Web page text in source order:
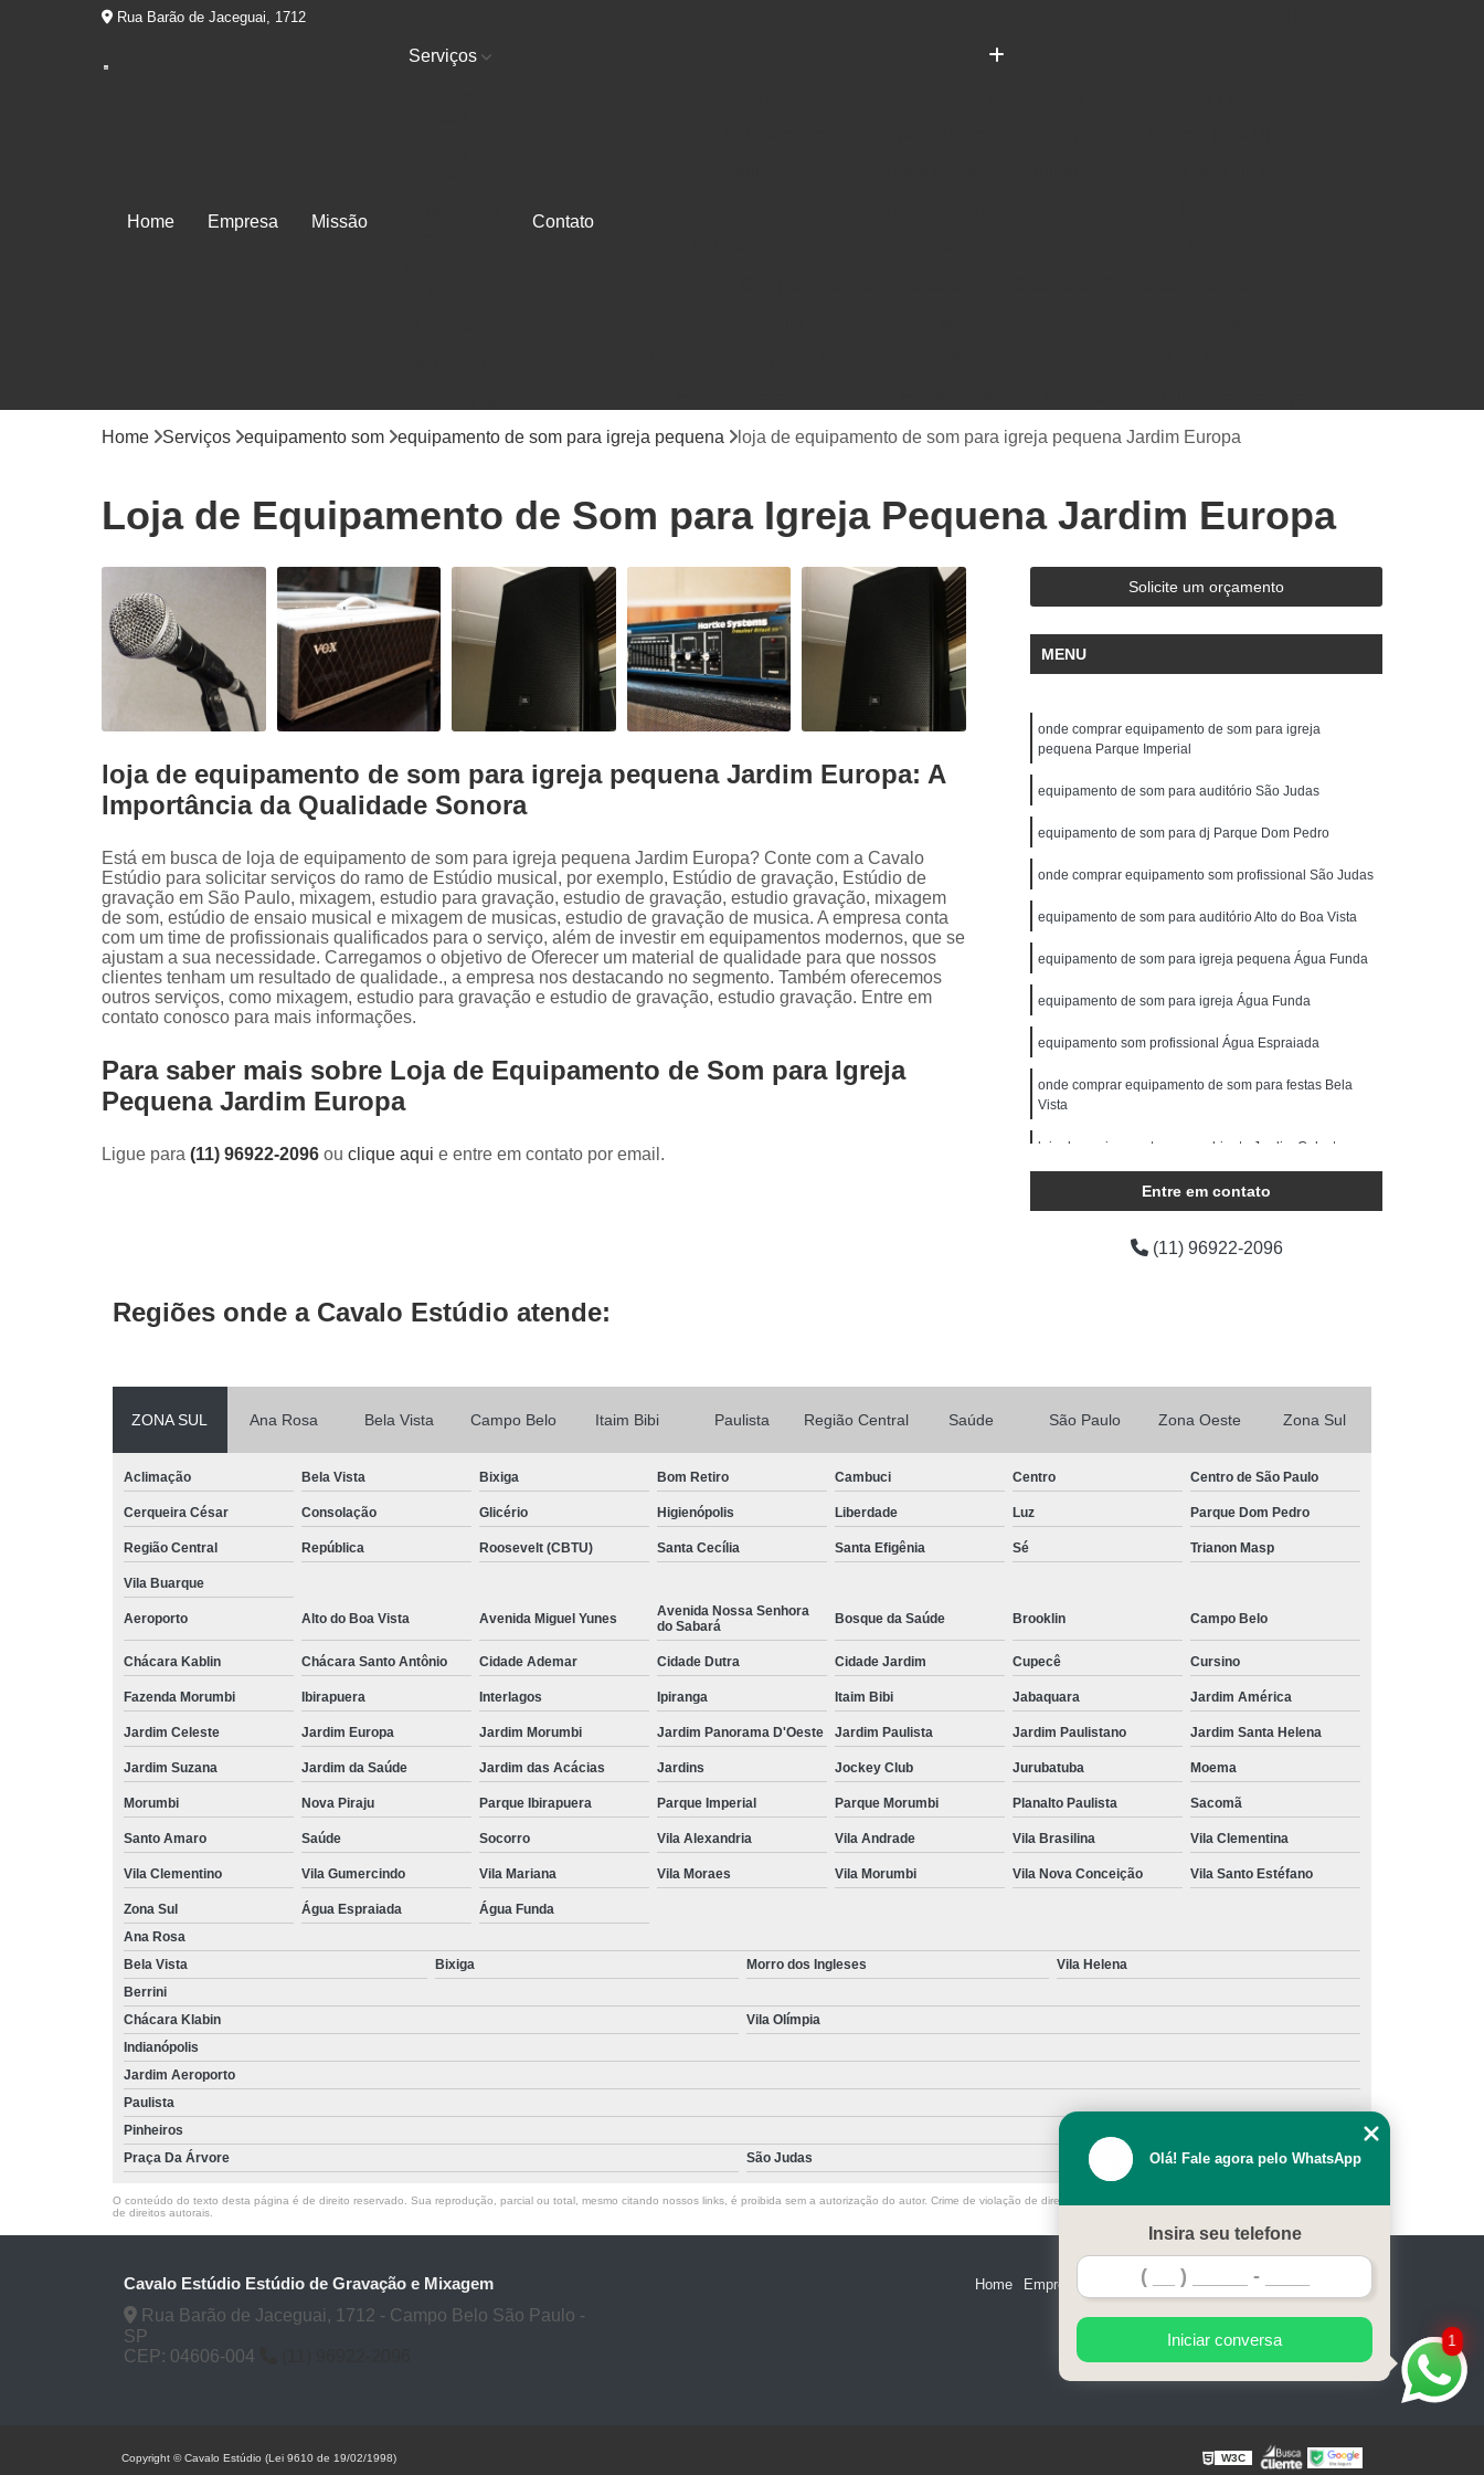
Rua Barão de Jaceguai, 1712
Home Empresa Missão
Serviços
Contato
Gravação de Cd em Estúdio
Gravação de Música em Estúdio
Gravação em Estúdio
Trilhas Sonoras para Filmes em Estudio de Gravação
Ensaio em Estúdio de Música
Estúdio de Ensaio Musical
Estúdio de Gravação Ensaio
Estúdio Ensaio de Bandas
Estúdio Ensaio de Musicas
Estúdio Ensaio Musical
Estúdio para Ensaio de Bandas
Estúdio para Ensaio de Música
Estúdio para Ensaio Musical
Estúdios para Ensaios Musicais de Banda
Sala Acústica para Ensaio
Sala de Ensaio Musical
Edição de Audio
Estúdio de Audiobook
Estudio Gravação áudio
Fazer Audiobook
Fazer Podcast Gravação áudio
Gravação Audiobook
Gravação de áudio
Gravação de Audiobook Gravação de Podcast
Gravação Podcast
Gravadora áudio
Gravar Audiobook Estúdio de Locução
Locução Comercial
Locução de Rádio
Locução em Off Locução Feminina
Locução para Comercial
Locução Profissional
Locução Promocional
Locução Publicitária
Locução Rádio Serviço de Locução
Mixagem de Som
Produção áudio
Produção de áudio
Produtora de áudio Estudio
Produtora de Som
Produtora Som
Home Serviços equipamento som equipamento de som para igreja pequena loja de equipamento de som para igreja pequena Jardim Europa
Loja de Equipamento de Som para Igreja Pequena Jardim Europa
loja de equipamento de som para igreja pequena Jardim Europa: A
Importância da Qualidade Sonora
Está em busca de loja de equipamento de som para igreja pequena Jardim Europa? Conte com a Cavalo
Estúdio para solicitar serviços do ramo de Estúdio musical, por exemplo, Estúdio de gravação, Estúdio de
gravação em São Paulo, mixagem, estudio para gravação, estudio de gravação, estudio gravação, mixagem
de som, estúdio de ensaio musical e mixagem de musicas, estudio de gravação de musica. A empresa conta
com um time de profissionais qualificados para o serviço, além de investir em equipamentos modernos, que se
ajustam a sua necessidade. Carregamos o objetivo de Oferecer um material de qualidade para que nossos
clientes tenham um resultado de qualidade., a empresa nos destacando no segmento. Também oferecemos
outros serviços, como mixagem, estudio para gravação e estudio de gravação, estudio gravação. Entre em
contato conosco para mais informações.
Para saber mais sobre Loja de Equipamento de Som para Igreja
Pequena Jardim Europa
Ligue para (11) 96922-2096 ou clique aqui e entre em contato por email.
Solicite um orçamento
MENU
onde comprar equipamento de som para igreja
pequena Parque Imperial
equipamento de som para auditório São Judas
equipamento de som para dj Parque Dom Pedro
onde comprar equipamento som profissional São Judas
equipamento de som para auditório Alto do Boa Vista
equipamento de som para igreja pequena Água Funda
equipamento de som para igreja Água Funda
equipamento som profissional Água Espraiada
onde comprar equipamento de som para festas Bela
Vista
loja de equipamento som ambiente Jardim Celeste
Entre em contato
(11) 96922-2096
Regiões onde a Cavalo Estúdio atende:
ZONA SUL Ana Rosa Bela Vista Campo Belo Itaim Bibi Paulista Região Central Saúde São Paulo Zona Oeste Zona Sul
Aclimação Bela Vista Bixiga Bom Retiro Cambuci Centro Centro de São Paulo
Cerqueira César Consolação Glicério Higienópolis Liberdade Luz Parque Dom Pedro
Região Central República Roosevelt (CBTU) Santa Cecília Santa Efigênia Sé Trianon Masp
Vila Buarque
Aeroporto Alto do Boa Vista Avenida Miguel Yunes
Avenida Nossa Senhora
do Sabará
Bosque da Saúde Brooklin Campo Belo
Chácara Kablin Chácara Santo Antônio Cidade Ademar Cidade Dutra Cidade Jardim Cupecê Cursino
Fazenda Morumbi Ibirapuera Interlagos Ipiranga Itaim Bibi Jabaquara Jardim América
Jardim Celeste Jardim Europa Jardim Morumbi Jardim Panorama D'Oeste Jardim Paulista Jardim Paulistano Jardim Santa Helena
Jardim Suzana Jardim da Saúde Jardim das Acácias Jardins Jockey Club Jurubatuba Moema
Morumbi Nova Piraju Parque Ibirapuera Parque Imperial Parque Morumbi Planalto Paulista Sacomã
Santo Amaro Saúde Socorro Vila Alexandria Vila Andrade Vila Brasilina Vila Clementina
Vila Clementino Vila Gumercindo Vila Mariana Vila Moraes Vila Morumbi Vila Nova Conceição Vila Santo Estéfano
Zona Sul Água Espraiada
Água Funda
Ana Rosa
Bela Vista
Bixiga Morro dos Ingleses
Vila Helena
Berrini
Chácara Klabin
Vila Olímpia
Indianópolis
Jardim Aeroporto
Paulista
Pinheiros
Praça Da Árvore
São Judas
O conteúdo do texto desta página é de direito reservado. Sua reprodução, parcial ou total, mesmo citando nossos links, é proibida sem a autorização do autor. Crime de violação de direito autoral – artigo 184 do Código Penal –
de direitos autorais
Cavalo Estúdio Estúdio de Gravação e Mixagem
Rua Barão de Jaceguai, 1712 - Campo Belo São Paulo -
SP
CEP: 04606-004
Home Empresa Serviços Contato Mapa do site
1
Olá! Fale agora pelo WhatsApp
Insira seu telefone
Iniciar conversa
Copyright © Cavalo Estúdio (Lei 9610 de 19/02/1998) W3C